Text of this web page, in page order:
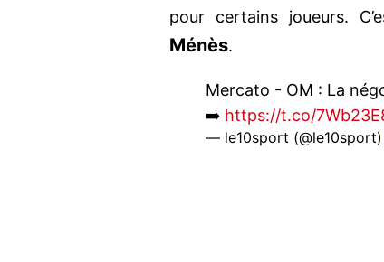
pour certains joueurs.
Ménès.
Mercato - OM : La
➡️ https://t.co/
— le10sport (@le10sport)